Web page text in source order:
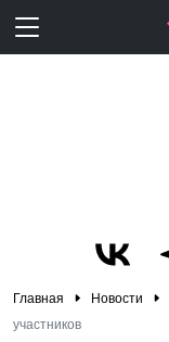
Главная Новости
участников